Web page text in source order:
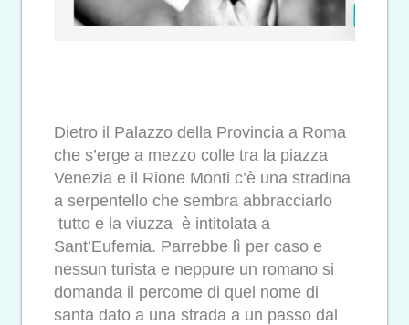
Dietro il Palazzo della Provincia a Roma
che s’erge a mezzo colle tra la piazza
Venezia e il Rione Monti c’è una stradina
a serpentello che sembra abbracciarlo
tutto e la viuzza è intitolata a
Sant’Eufemia. Parrebbe lì per caso e
nessun turista e neppure un romano si
domanda il percome di quel nome di
santa dato a una strada a un passo dal